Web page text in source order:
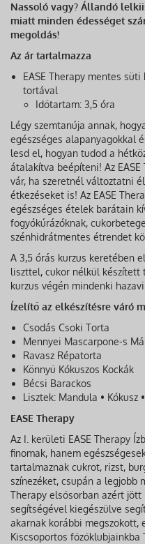
Nassoló vagy? Állandó
miatt minden édességet
megoldás!
Az ár tartalmazza
EASE Therapy mentes
tortával
Időtartam: 3,5 óra
Légy szemtanúja annak,
egészséges alapanyagokkal
lesd el, hogyan tudod a
átalakítva beépíteni! Az
vár, ha szeretnél változtatni
étkezéseket is! Az EASE
egészséges ételek barátain
fogyókúrázóknak,
szénhidrátmentes étrendet
A 3,5 órás kurzus keretében
liszttel, cukor nélkül készített
kurzus végén mindenki
Ízelítő az elkészítésre váró
Csodás Csoki Torta
Mennyei Mascarpone-s
Ravasz Répatorta
Könnyű Kókuszos Kockák
Bécsi Barackos
Lisztek: Mandula • Kókusz
EASE Therapy
Az I. kerületi EASE Therapy
finomak, hanem
tartalmaznak cukrot, rizst,
színezéket, csupán a legjobb
Therapy elsősorban azért
segítségével kiegészülve
akarnak korábbi megszokott,
Kiscsoportos